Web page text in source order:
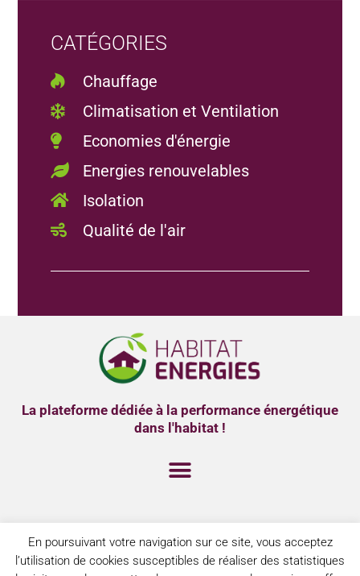
CATÉGORIES
Chauffage
Climatisation et Ventilation
Economies d'énergie
Energies renouvelables
Isolation
Qualité de l'air
La plateforme dédiée à la performance énergétique
dans l'habitat !
MENTIONS LÉGALES
POLITIQUE DE CONFIDENTIALITÉ
En poursuivant votre navigation sur ce site, vous acceptez
l’utilisation de cookies susceptibles de réaliser des statistiques